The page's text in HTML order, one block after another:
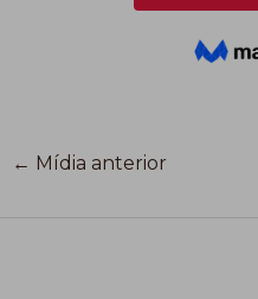
← Mídia anterior